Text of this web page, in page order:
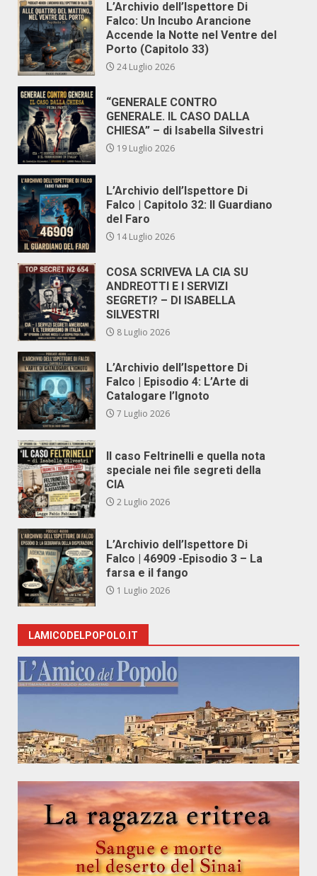
L’Archivio dell’Ispettore Di
Falco: Un Incubo Arancione
Accende la Notte nel Ventre del
Porto (Capitolo 33)
24 Luglio 2026
“GENERALE CONTRO
GENERALE. IL CASO DALLA
CHIESA” – di Isabella Silvestri
19 Luglio 2026
L’Archivio dell’Ispettore Di
Falco | Capitolo 32: Il Guardiano
del Faro
14 Luglio 2026
COSA SCRIVEVA LA CIA SU
ANDREOTTI E I SERVIZI
SEGRETI? – DI ISABELLA
SILVESTRI
8 Luglio 2026
L’Archivio dell’Ispettore Di
Falco | Episodio 4: L’Arte di
Catalogare l’Ignoto
7 Luglio 2026
Il caso Feltrinelli e quella nota
speciale nei file segreti della
CIA
2 Luglio 2026
L’Archivio dell’Ispettore Di
Falco | 46909 -Episodio 3 – La
farsa e il fango
1 Luglio 2026
LAMICODELPOPOLO.IT